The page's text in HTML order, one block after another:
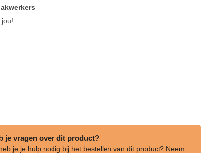
jou!
je vragen over dit product?
je je hulp nodig bij het bestellen van dit product? Neem